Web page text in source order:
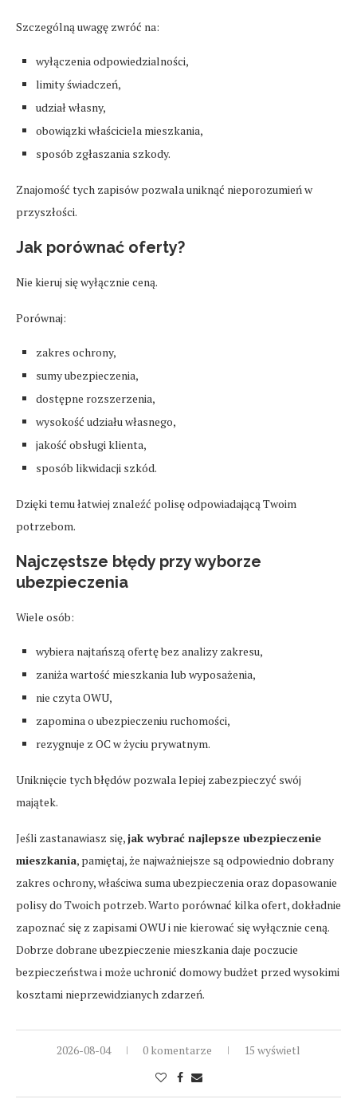
Szczególną uwagę zwróć na:
wyłączenia odpowiedzialności,
limity świadczeń,
udział własny,
obowiązki właściciela mieszkania,
sposób zgłaszania szkody.
Znajomość tych zapisów pozwala uniknąć nieporozumień w
przyszłości.
Jak porównać oferty?
Nie kieruj się wyłącznie ceną.
Porównaj:
zakres ochrony,
sumy ubezpieczenia,
dostępne rozszerzenia,
wysokość udziału własnego,
jakość obsługi klienta,
sposób likwidacji szkód.
Dzięki temu łatwiej znaleźć polisę odpowiadającą Twoim
potrzebom.
Najczęstsze błędy przy wyborze
ubezpieczenia
Wiele osób:
wybiera najtańszą ofertę bez analizy zakresu,
zaniża wartość mieszkania lub wyposażenia,
nie czyta OWU,
zapomina o ubezpieczeniu ruchomości,
rezygnuje z OC w życiu prywatnym.
Uniknięcie tych błędów pozwala lepiej zabezpieczyć swój
majątek.
Jeśli zastanawiasz się,jak wybrać najlepsze ubezpieczenie
mieszkania, pamiętaj, że najważniejsze są odpowiednio dobrany
zakres ochrony, właściwa suma ubezpieczenia oraz dopasowanie
polisy do Twoich potrzeb. Warto porównać kilka ofert, dokładnie
zapoznać się z zapisami OWU i nie kierować się wyłącznie ceną.
Dobrze dobrane ubezpieczenie mieszkania daje poczucie
bezpieczeństwa i może uchronić domowy budżet przed wysokimi
kosztami nieprzewidzianych zdarzeń.
2026-08-04 0 komentarze 15 wyświetl